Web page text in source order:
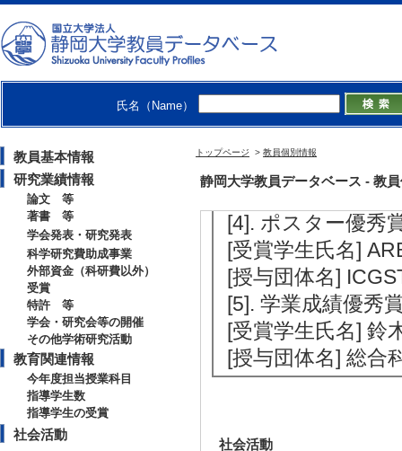
氏名（Name）
教員基本情報
研究業績情報
論文 等
著書 等
学会発表・研究発表
科学研究費助成事業
外部資金（科研費以外）
受賞
特許 等
学会・研究会等の開催
その他学術研究活動
教育関連情報
今年度担当授業科目
指導学生数
指導学生の受賞
社会活動
トップページ > 教員個別情報
静岡大学教員データベース - 教
[受賞学生氏名] 内
[授与団体名] The
[受賞学生氏名] 森
[授与団体名]
[3]. 奨励賞 (2024
[受賞学生氏名] 杉
[授与団体名] 第
[4]. ポスター優秀
[受賞学生氏名]
[授与団体名]
[5]. 学業成績優秀
[受賞学生氏名] 鈴
[授与団体名] 総合
社会活動